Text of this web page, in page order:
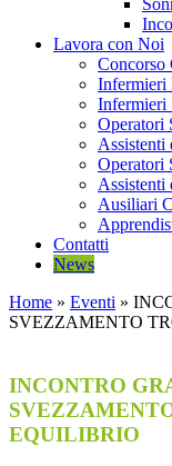
Lavora con Noi
Concorso
Infermieri
Operatori
Assistenti
Operatori
Assistenti
Ausiliari
Contatti
News
Home » Eventi »
SVEZZAMENTO
INCONTRO
EQUILIBRIO